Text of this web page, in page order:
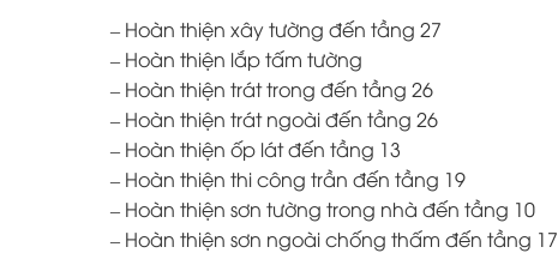
– Hoàn thiện xây tường đến tầng 27
– Hoàn thiện lắp tấm tường
– Hoàn thiện trát trong đến tầng 26
– Hoàn thiện trát ngoài đến tầng 26
– Hoàn thiện ốp lát đến tầng 13
– Hoàn thiện thi công trần đến tầng 19
– Hoàn thiện sơn tường trong nhà đến tầng 10
– Hoàn thiện sơn ngoài chống thấm đến tầng 17